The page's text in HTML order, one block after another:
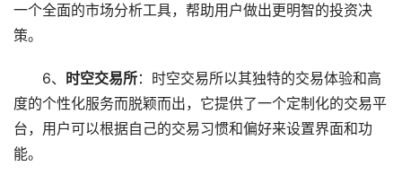
一个全面的市场分析工具，帮助用户做出更明智的投资决
策。
6、 时空交易所：时空交易所以其独特的交易体验和高
度的个性化服务而脱颖而出，它提供了一个定制化的交易平
台，用户可以根据自己的交易习惯和偏好来设置界面和功
能。